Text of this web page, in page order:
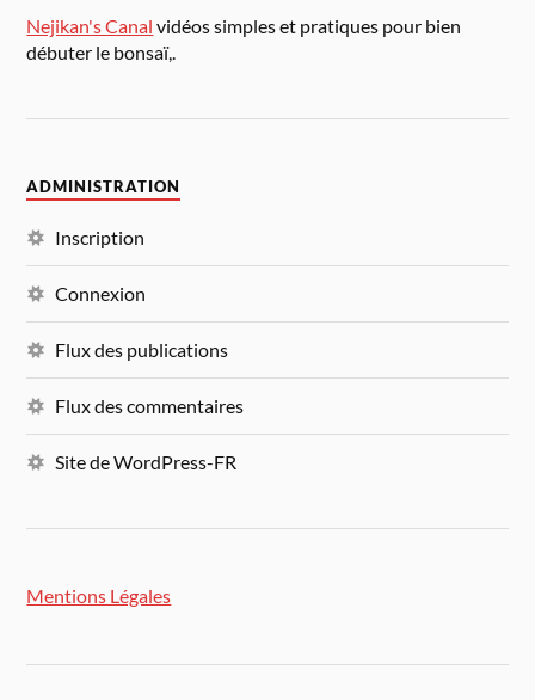
Nejikan's Canal vidéos simples et pratiques pour bien
débuter le bonsaï,.
ADMINISTRATION
Inscription
Connexion
Flux des publications
Flux des commentaires
Site de WordPress-FR
Mentions Légales